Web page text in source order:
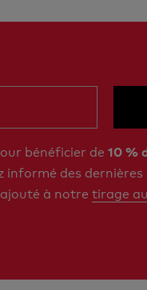
bénéficier de 10 %
des
à notre tirage